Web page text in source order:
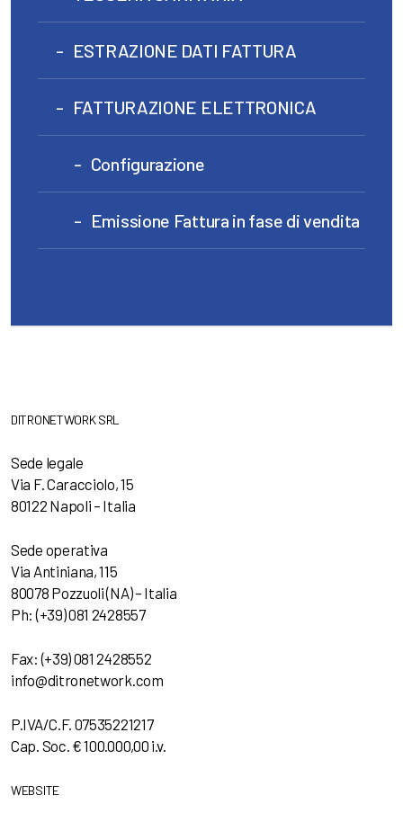
ESTRAZIONE DATI FATTURA
FATTURAZIONE ELETTRONICA
Configurazione
Emissione Fattura in fase di vendita
DITRONETWORK SRL
Sede legale
Via F. Caracciolo, 15
80122 Napoli – Italia
Sede operativa
Via Antiniana, 115
80078 Pozzuoli (NA) – Italia
Ph: (+39) 081 2428557
Fax: (+39) 081 2428552
info@ditronetwork.com
P.IVA/C.F. 07535221217
Cap. Soc. € 100.000,00 i.v.
WEBSITE